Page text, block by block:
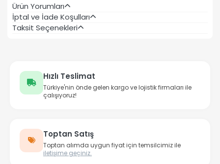
Ürün Yorumları
İptal ve İade Koşulları
Taksit Seçenekleri
Hızlı Teslimat
Türkiye'nin önde gelen kargo ve lojistik firmaları ile
çalışıyoruz!
Toptan Satış
Toptan alımda uygun fiyat için temsilcimiz ile
iletişime geçiniz.